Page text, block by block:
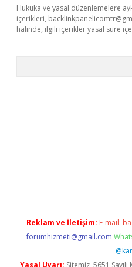
Hukuka ve yasal düzenlemelere
içerikleri,
halinde, ilgili içerikler yasal süre
Reklam ve İletişim: E-mail:
forumhizmeti@gmail.com
Yasal Uyarı: Sitemiz, 5651